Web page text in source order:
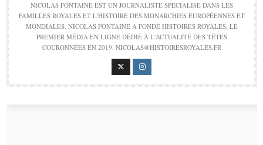
NICOLAS FONTAINE EST UN JOURNALISTE SPÉCIALISÉ DANS LES
FAMILLES ROYALES ET L'HISTOIRE DES MONARCHIES EUROPÉENNES ET
MONDIALES. NICOLAS FONTAINE A FONDÉ HISTOIRES ROYALES, LE
PREMIER MÉDIA EN LIGNE DÉDIÉ À L'ACTUALITÉ DES TÊTES
COURONNÉES EN 2019. NICOLAS@HISTOIRESROYALES.FR